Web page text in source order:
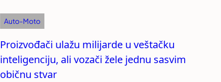
Auto-Moto
Proizvođači ulažu milijarde u veštačku
inteligenciju, ali vozači žele jednu sasvim
običnu stvar